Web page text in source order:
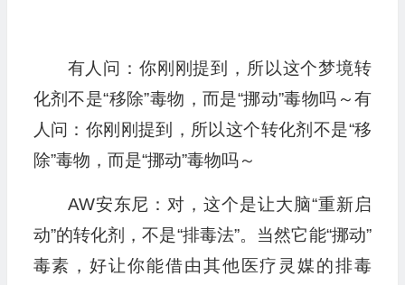
有人问：你刚刚提到，所以这个梦境转
化剂不是“移除”毒物，而是“挪动”毒物吗～有
人问：你刚刚提到，所以这个转化剂不是“移
除”毒物，而是“挪动”毒物吗～
AW安东尼：对，这个是让大脑“重新启
动”的转化剂，不是“排毒法”。当然它能“挪动”
毒素，好让你能借由其他医疗灵媒的排毒